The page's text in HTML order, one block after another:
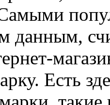
данным,
Есть